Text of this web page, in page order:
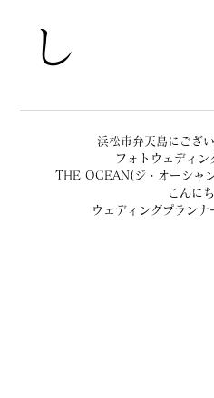
浜松市弁天島にござ
フォトウェディン
THE OCEAN(ジ・オーシャ
こんに
ウェディングプランナ
し